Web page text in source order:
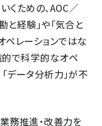
くための、AOC／
と経験」や「気合と
レーションではな
的で科学的なオペ
データ分析力」が不
務推進・改善力を